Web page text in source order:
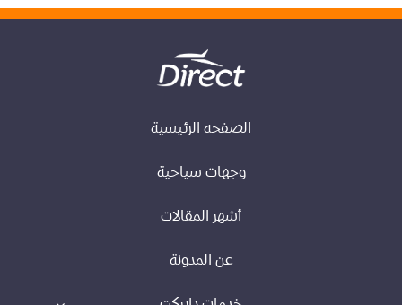
الصفحه الرئيسية
وجهات سياحية
أشهر المقالات
عن المدونة